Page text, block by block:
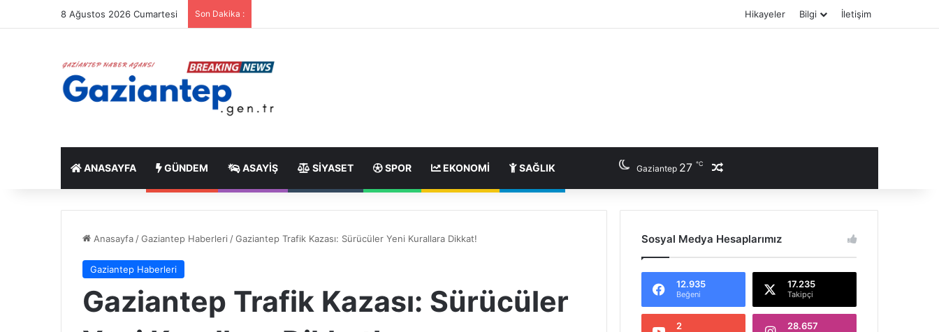
8 Ağustos 2026 Cumartesi Son Dakika : Hikayeler Bilgi İletişim
ANASAYFA GÜNDEM ASAYIŞ SIYASET SPOR EKONOMI SAĞLIK Gaziantep 27 ℃
Anasayfa /Gaziantep Haberleri /Gaziantep Trafik Kazası: Sürücüler Yeni Kurallara Dikkat!
Gaziantep Haberleri
Gaziantep Trafik Kazası: Sürücüler
Sosyal Medya Hesaplarımız
12.935
Beğeni
17.235
Takipçi
2 28.657